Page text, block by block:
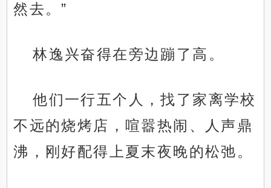
然去。”
林逸兴奋得在旁边蹦了高。
他们一行五个人，找了家离学校
不远的烧烤店，喧嚣热闹、人声鼎
沸，刚好配得上夏末夜晚的松弛。